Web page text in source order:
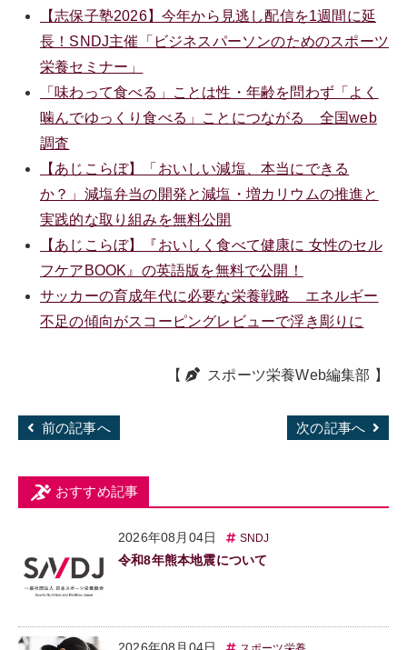
【志保子塾2026】今年から見逃し配信を1週間に延
長！SNDJ主催「ビジネスパーソンのためのスポーツ
栄養セミナー」
「味わって食べる」ことは性・年齢を問わず「よく
噛んでゆっくり食べる」ことにつながる 全国web
調査
【あじこらぼ】「おいしい減塩、本当にできる
か？」減塩弁当の開発と減塩・増カリウムの推進と
実践的な取り組みを無料公開
【あじこらぼ】『おいしく食べて健康に 女性のセル
フケアBOOK』の英語版を無料で公開！
サッカーの育成年代に必要な栄養戦略 エネルギー
不足の傾向がスコーピングレビューで浮き彫りに
【 スポーツ栄養Web編集部 】
前の記事へ 次の記事へ
おすすめ記事
2026年08月04日 SNDJ
令和8年熊本地震について